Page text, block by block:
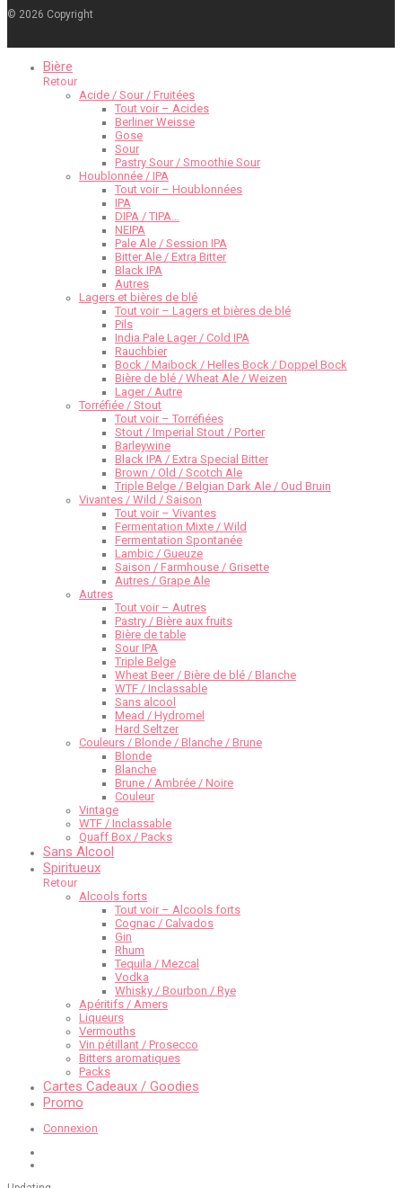
© 2026 Copyright
Bière
Retour
Acide / Sour / Fruitées
Tout voir – Acides
Berliner Weisse
Gose
Sour
Pastry Sour / Smoothie Sour
Houblonnée / IPA
Tout voir – Houblonnées
IPA
DIPA / TIPA…
NEIPA
Pale Ale / Session IPA
Bitter Ale / Extra Bitter
Black IPA
Autres
Lagers et bières de blé
Tout voir – Lagers et bières de blé
Pils
India Pale Lager / Cold IPA
Rauchbier
Bock / Maibock / Helles Bock / Doppel Bock
Bière de blé / Wheat Ale / Weizen
Lager / Autre
Torréfiée / Stout
Tout voir – Torréfiées
Stout / Imperial Stout / Porter
Barleywine
Black IPA / Extra Special Bitter
Brown / Old / Scotch Ale
Triple Belge / Belgian Dark Ale / Oud Bruin
Vivantes / Wild / Saison
Tout voir – Vivantes
Fermentation Mixte / Wild
Fermentation Spontanée
Lambic / Gueuze
Saison / Farmhouse / Grisette
Autres / Grape Ale
Autres
Tout voir – Autres
Pastry / Bière aux fruits
Bière de table
Sour IPA
Triple Belge
Wheat Beer / Bière de blé / Blanche
WTF / Inclassable
Sans alcool
Mead / Hydromel
Hard Seltzer
Couleurs / Blonde / Blanche / Brune
Blonde
Blanche
Brune / Ambrée / Noire
Couleur
Vintage
WTF / Inclassable
Quaff Box / Packs
Sans Alcool
Spiritueux
Retour
Alcools forts
Tout voir – Alcools forts
Cognac / Calvados
Gin
Rhum
Tequila / Mezcal
Vodka
Whisky / Bourbon / Rye
Apéritifs / Amers
Liqueurs
Vermouths
Vin pétillant / Prosecco
Bitters aromatiques
Packs
Cartes Cadeaux / Goodies
Promo
Connexion